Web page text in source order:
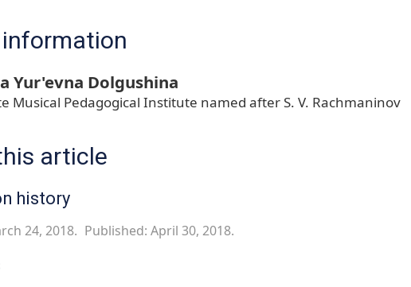
Yur'evna Dolgushina
Musical Pedagogical Institute named after S. V. Rachmaninov
article
history
24, 2018. Published: April 30, 2018.